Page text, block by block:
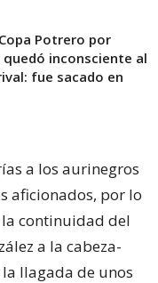
Potrero por
inconsciente al
fue sacado en
a los aurinegros
aficionados, por lo
continuidad del
a la cabeza-
llagada de unos